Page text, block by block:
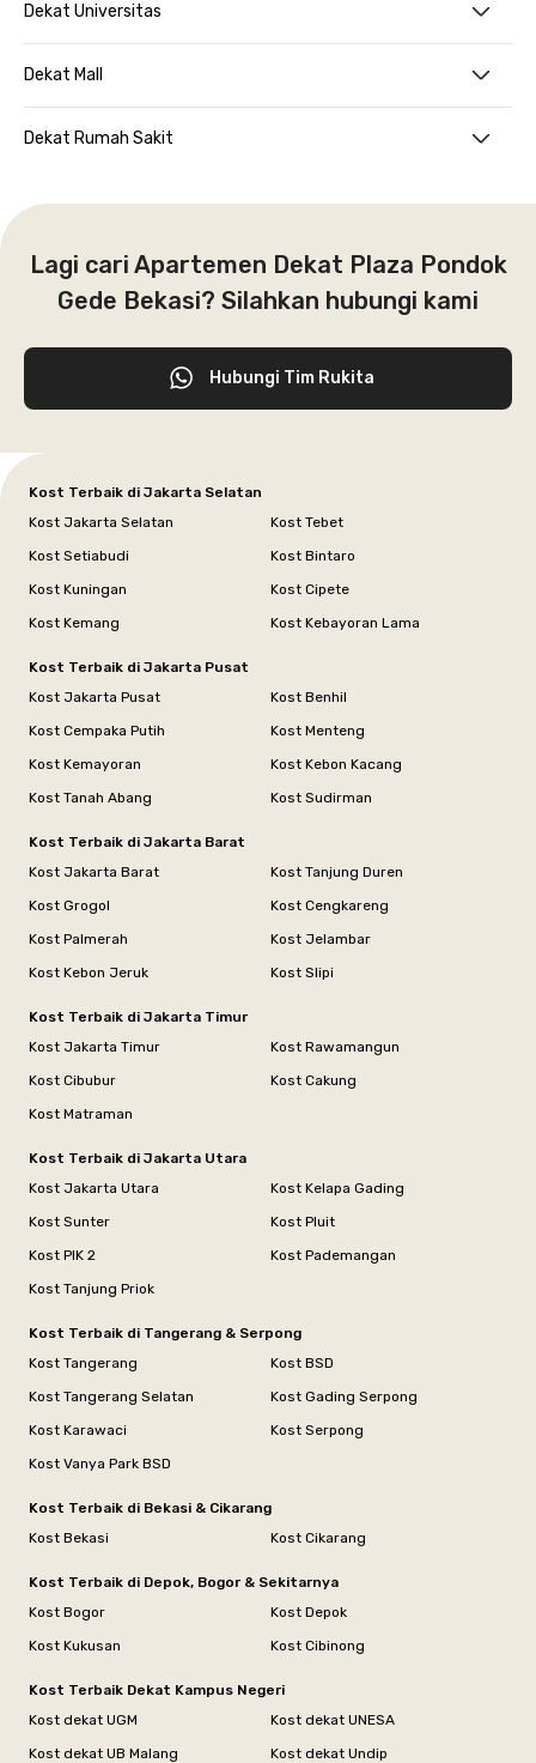
Dekat Universitas
Dekat Mall
Dekat Rumah Sakit
Lagi cari Apartemen Dekat Plaza Pondok
Gede Bekasi? Silahkan hubungi kami
Hubungi Tim Rukita
Kost Terbaik di Jakarta Selatan
Kost Jakarta Selatan
Kost Tebet
Kost Setiabudi
Kost Bintaro
Kost Kuningan
Kost Cipete
Kost Kemang
Kost Kebayoran Lama
Kost Terbaik di Jakarta Pusat
Kost Jakarta Pusat
Kost Benhil
Kost Cempaka Putih
Kost Menteng
Kost Kemayoran
Kost Kebon Kacang
Kost Tanah Abang
Kost Sudirman
Kost Terbaik di Jakarta Barat
Kost Jakarta Barat
Kost Tanjung Duren
Kost Grogol
Kost Cengkareng
Kost Palmerah
Kost Jelambar
Kost Kebon Jeruk
Kost Slipi
Kost Terbaik di Jakarta Timur
Kost Jakarta Timur
Kost Rawamangun
Kost Cibubur
Kost Cakung
Kost Matraman
Kost Terbaik di Jakarta Utara
Kost Jakarta Utara
Kost Kelapa Gading
Kost Sunter
Kost Pluit
Kost PIK 2
Kost Pademangan
Kost Tanjung Priok
Kost Terbaik di Tangerang & Serpong
Kost Tangerang
Kost BSD
Kost Tangerang Selatan
Kost Gading Serpong
Kost Karawaci
Kost Serpong
Kost Vanya Park BSD
Kost Terbaik di Bekasi & Cikarang
Kost Bekasi
Kost Cikarang
Kost Terbaik di Depok, Bogor & Sekitarnya
Kost Bogor
Kost Depok
Kost Kukusan
Kost Cibinong
Kost Terbaik Dekat Kampus Negeri
Kost dekat UGM
Kost dekat UNESA
Kost dekat UB Malang
Kost dekat Undip